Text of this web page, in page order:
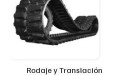
Rodaje y Translación